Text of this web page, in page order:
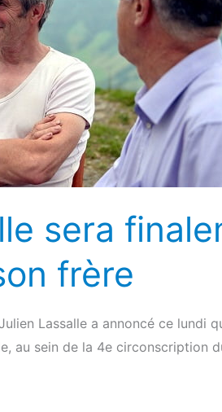
sera
frère
Lassalle a annoncé ce lundi
au sein de la 4e circonscription